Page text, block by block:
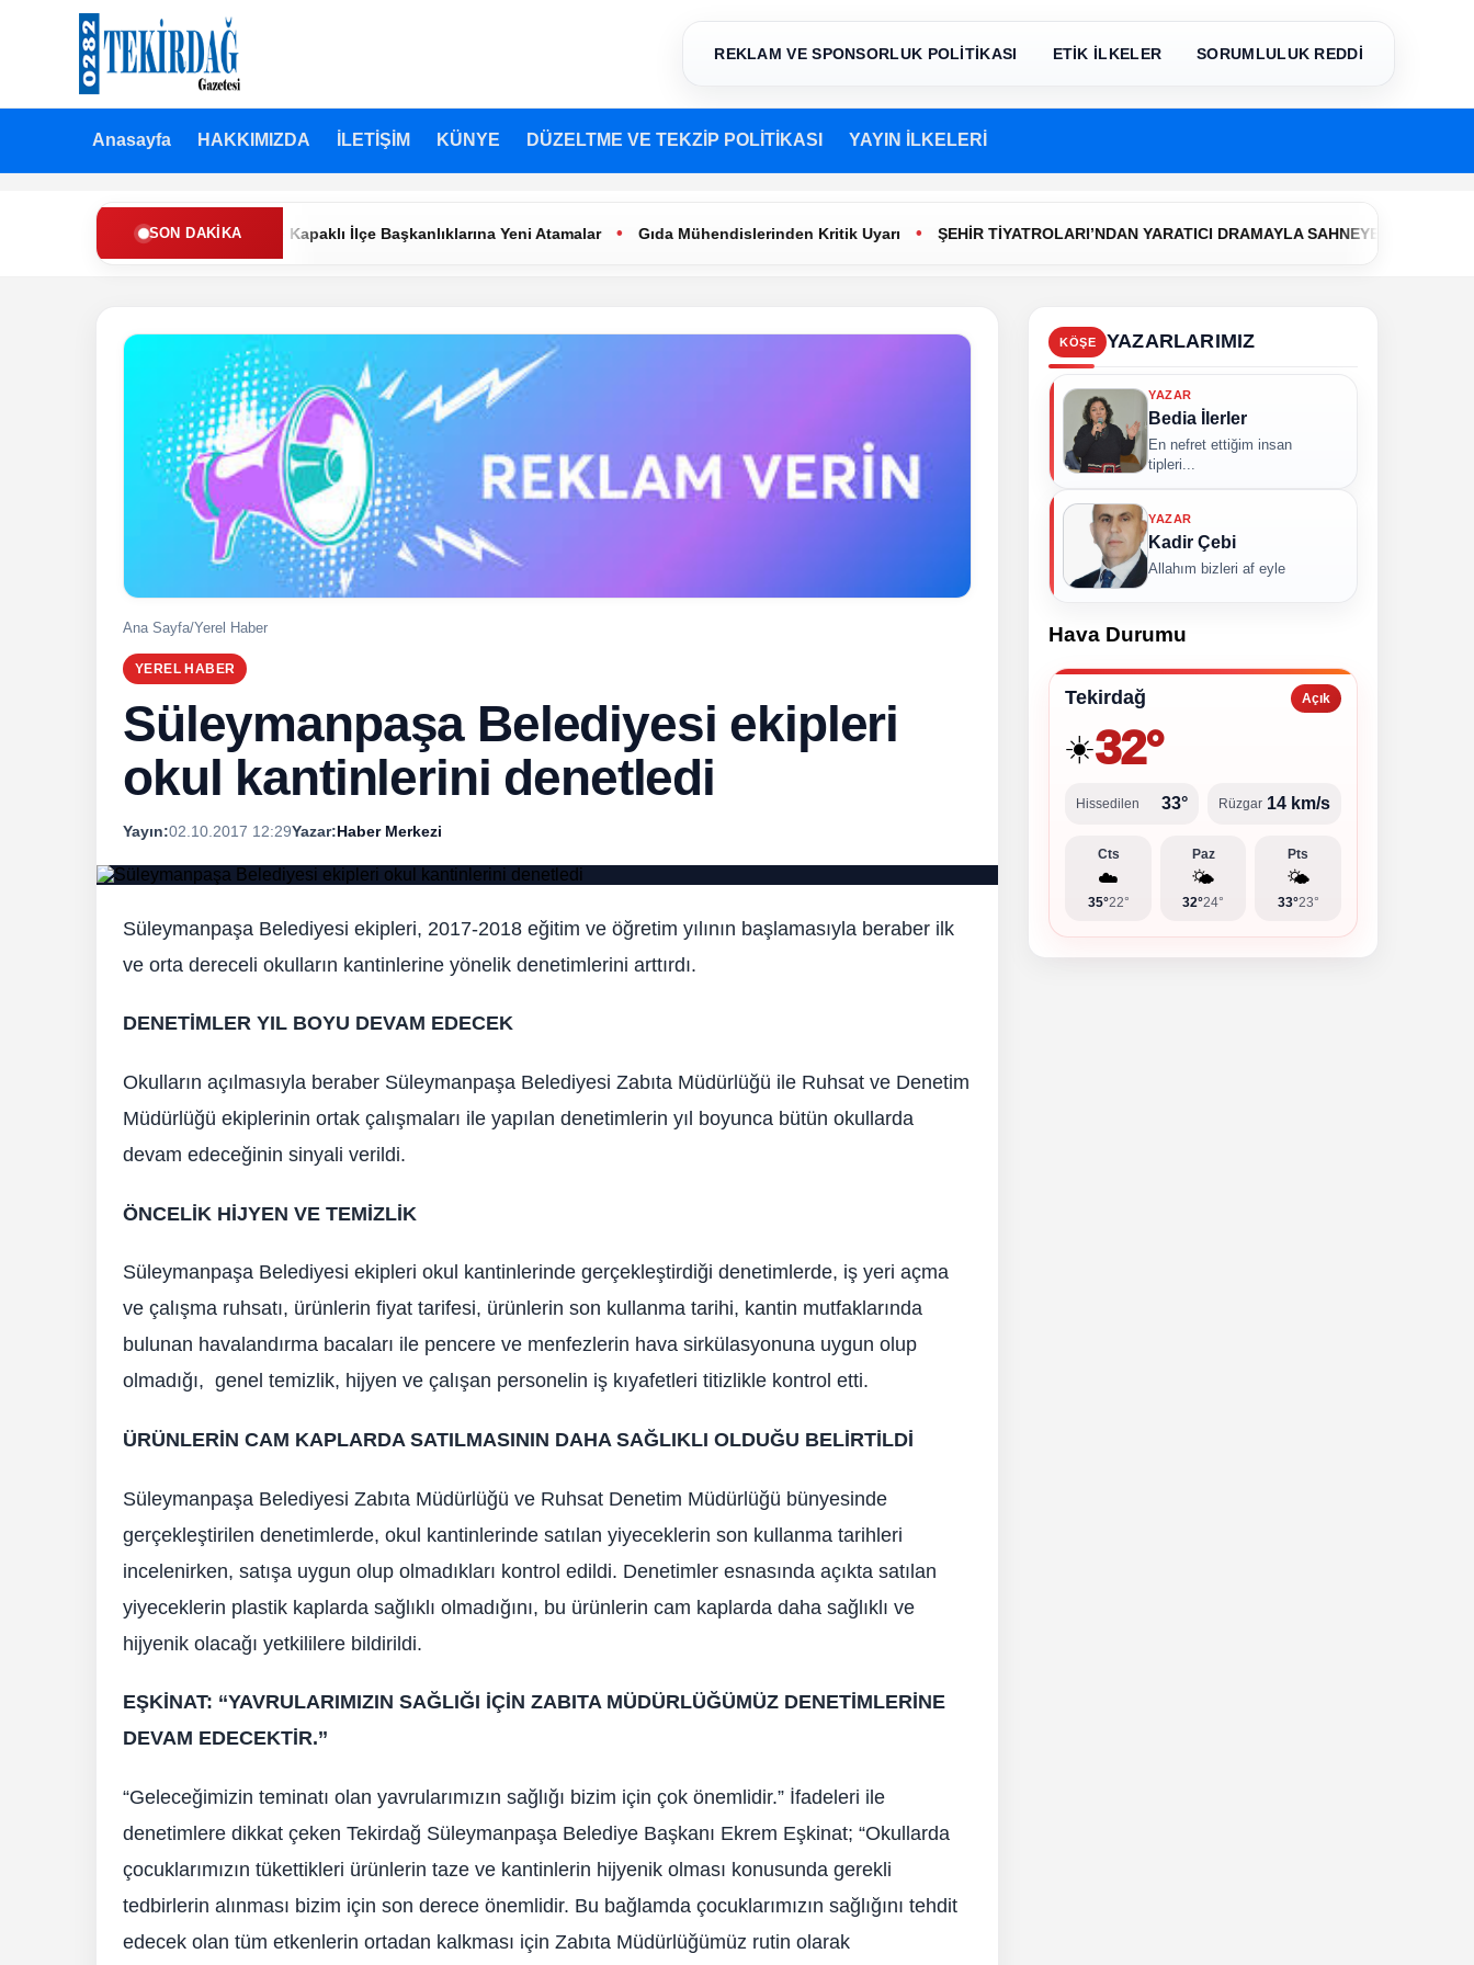
REKLAM VE SPONSORLUK POLİTİKASI ETİK İLKELER SORUMLULUK REDDİ
Anasayfa HAKKIMIZDA İLETİŞİM KÜNYE DÜZELTME VE TEKZİP POLİTİKASI YAYIN İLKELERİ
SON DAKIKA
Refah Partisi’nde Muratlı ve Kapaklı İlçe Başkanlıklarına Yeni Atamalar • Gıda Mühendislerinden Kritik Uyarı • ŞEHİR TİYATROLARI’NDAN YARATICI DRAMAYLA SAHNEYE İLK ADIM
Ana Sayfa/Yerel Haber
YEREL HABER
Süleymanpaşa Belediyesi ekipleri
okul kantinlerini denetledi
Yayın:02.10.2017 12:29Yazar:Haber Merkezi
Süleymanpaşa Belediyesi ekipleri, 2017-2018 eğitim ve öğretim yılının başlamasıyla beraber ilk
ve orta dereceli okulların kantinlerine yönelik denetimlerini arttırdı.
DENETİMLER YIL BOYU DEVAM EDECEK
Okulların açılmasıyla beraber Süleymanpaşa Belediyesi Zabıta Müdürlüğü ile Ruhsat ve Denetim
Müdürlüğü ekiplerinin ortak çalışmaları ile yapılan denetimlerin yıl boyunca bütün okullarda
devam edeceğinin sinyali verildi.
ÖNCELİK HİJYEN VE TEMİZLİK
Süleymanpaşa Belediyesi ekipleri okul kantinlerinde gerçekleştirdiği denetimlerde, iş yeri açma
ve çalışma ruhsatı, ürünlerin fiyat tarifesi, ürünlerin son kullanma tarihi, kantin mutfaklarında
bulunan havalandırma bacaları ile pencere ve menfezlerin hava sirkülasyonuna uygun olup
olmadığı, genel temizlik, hijyen ve çalışan personelin iş kıyafetleri titizlikle kontrol etti.
ÜRÜNLERİN CAM KAPLARDA SATILMASININ DAHA SAĞLIKLI OLDUĞU BELİRTİLDİ
Süleymanpaşa Belediyesi Zabıta Müdürlüğü ve Ruhsat Denetim Müdürlüğü bünyesinde
gerçekleştirilen denetimlerde, okul kantinlerinde satılan yiyeceklerin son kullanma tarihleri
incelenirken, satışa uygun olup olmadıkları kontrol edildi. Denetimler esnasında açıkta satılan
yiyeceklerin plastik kaplarda sağlıklı olmadığını, bu ürünlerin cam kaplarda daha sağlıklı ve
hijyenik olacağı yetkililere bildirildi.
EŞKİNAT: ‘‘YAVRULARIMIZIN SAĞLIĞI İÇİN ZABITA MÜDÜRLÜĞÜMÜZ DENETİMLERİNE
DEVAM EDECEKTİR.’’
“Geleceğimizin teminatı olan yavrularımızın sağlığı bizim için çok önemlidir.” İfadeleri ile
denetimlere dikkat çeken Tekirdağ Süleymanpaşa Belediye Başkanı Ekrem Eşkinat; “Okullarda
çocuklarımızın tükettikleri ürünlerin taze ve kantinlerin hijyenik olması konusunda gerekli
tedbirlerin alınması bizim için son derece önemlidir. Bu bağlamda çocuklarımızın sağlığını tehdit
edecek olan tüm etkenlerin ortadan kalkması için Zabıta Müdürlüğümüz rutin olarak
KÖŞE YAZARLARIMIZ
YAZAR
Bedia İlerler
En nefret ettiğim insan
tipleri...
YAZAR
Kadir Çebi
Allahım bizleri af eyle
Hava Durumu
Tekirdağ Açık
☀️32°
Hissedilen 33° Rüzgar 14 km/s
Cts
☁️
35°22°
Paz
🌤️
32°24°
Pts
🌤️
33°23°